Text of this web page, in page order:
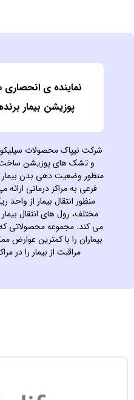
نماینده ی
پوزیشن بیمار
منظور وضعیت دهی بدن
فرعی به مراکز درمانی
منظور انتقال بیمار از
می کند. مجموعه محصولاتی
بیماران را با کمترین عوارض
مراقبت از بیمار را در